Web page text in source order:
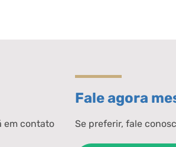
em contato
Fale agora
Se preferir, fale